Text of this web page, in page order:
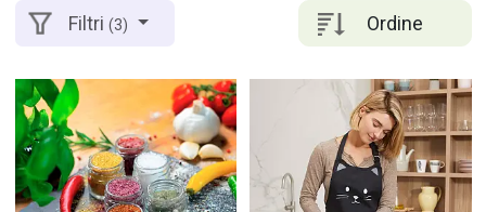
Ordine
Filtri(3)